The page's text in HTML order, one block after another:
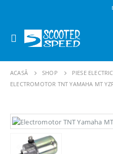
ACASĂ SHOP
PIESE
ELECTROMOTOR TNT YAMAHA MT